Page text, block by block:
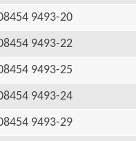
9493-20
9493-22
9493-25
9493-24
9493-29